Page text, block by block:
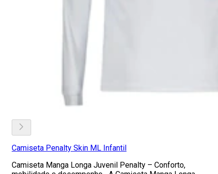
Camiseta Penalty Skin ML Infantil
Camiseta Manga Longa Juvenil Penalty – Conforto,